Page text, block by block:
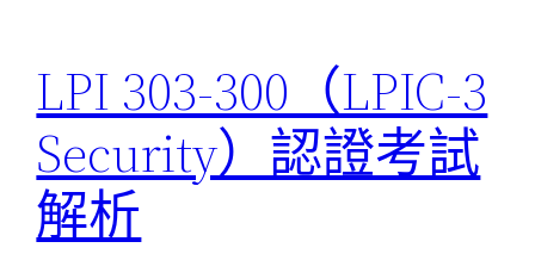
LPI 303-300（LPIC-3
Security）認證考試
解析